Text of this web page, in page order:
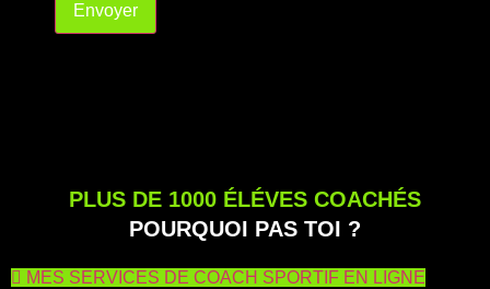
Envoyer
PLUS DE 1000 ÉLÉVES COACHÉS
POURQUOI PAS TOI ?
MES SERVICES DE COACH SPORTIF EN LIGNE